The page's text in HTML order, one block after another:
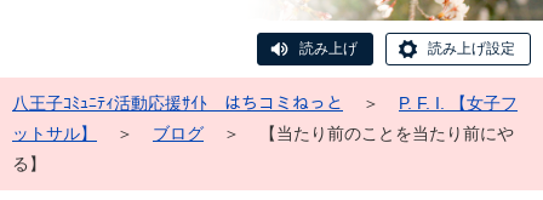
読み上げ 読み上げ設定
八王子ｺﾐｭﾆﾃｨ活動応援ｻｲﾄ はちコミねっと ＞
P. F. I. 【女子フ
ットサル】
＞ ブログ ＞
【当たり前のことを当たり前にや
る】